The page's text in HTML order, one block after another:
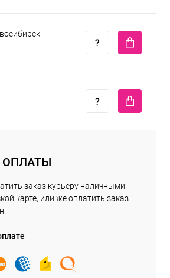
заказ курьеру наличными
карте, или же оплатить заказ